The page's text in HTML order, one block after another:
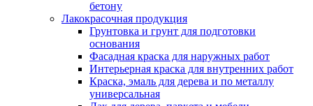
бетону
Лакокрасочная продукция
Грунтовка и грунт для подготовки
основания
Фасадная краска для наружных работ
Интерьерная краска для внутренних работ
Краска, эмаль для дерева и по металлу
универсальная